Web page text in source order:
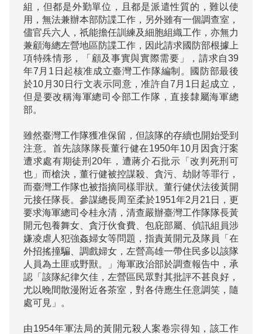
組，但都是外勤單位，且都是派遣性質的，難以使
用，無法兼辦本部防諜工作，另外雖有一個調查室，
儘官兵六人，祇能擔任訓練及細胞組織工作，亦無力
兼顧海總左營地區防諜工作，因此請求國防部根據上
項特殊情形，「顧及事實與實際需要」，請求自39
年7月1日起核准成立臺灣工作隊編制。國防部最後
於10月30日行文表示同意，准許自7月1日起成立，
但是要改稱海軍總司令部工作隊，直接隸屬海軍總
部。
雖然臺灣工作隊獲准保留，但該隊的存續也開始受到
注意。首先該隊隊長董行健在1950年10月因貪汙案
遭求處有期徒刑20年，遭蔣介石批示「改判死刑可
也」而槍決，董行健被控謀殺、貪污、劫財等罪行，
而臺灣工作隊也被指摘同樣罪狀。董行健伏法後黃開
元接任隊長。參謀總長周至柔於1951年2月21日，更
要求海軍總司令桂永清，清查嚴辦臺灣工作隊隊長黃
開元包養舞女、貪汙伙食費、包庇部屬、偵訊組員涉
嫌凌虐人犯強姦婦女等問題，指責黃開元及隊員「在
外招搖撞騙、調戲婦女，左營高雄一帶住民多以該隊
人員為土匪或野獸。」海軍政治部於調查報告中，承
認「該隊紀律欠佳，左營區民眾對其批評不甚良好，
尤以晚間散漫附近各茶室，對各侍應生任意調笑，隨
處可見」。
由1954年軍法局的黃開元殺人案卷宗得知，該工作